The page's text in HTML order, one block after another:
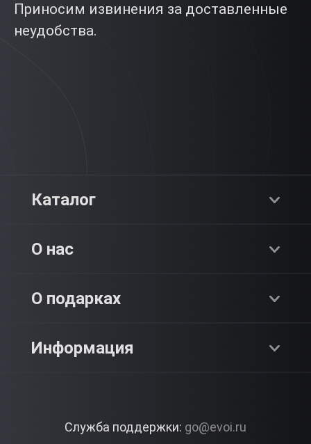
Приносим извинения за доставленные
неудобства.
Каталог
Premium
О нас
О компании
Контакты
О подарках
Как это работает?
Вопросы и ответы
Информация
Корпоративные подарки
Служба поддержки: go@evoi.ru